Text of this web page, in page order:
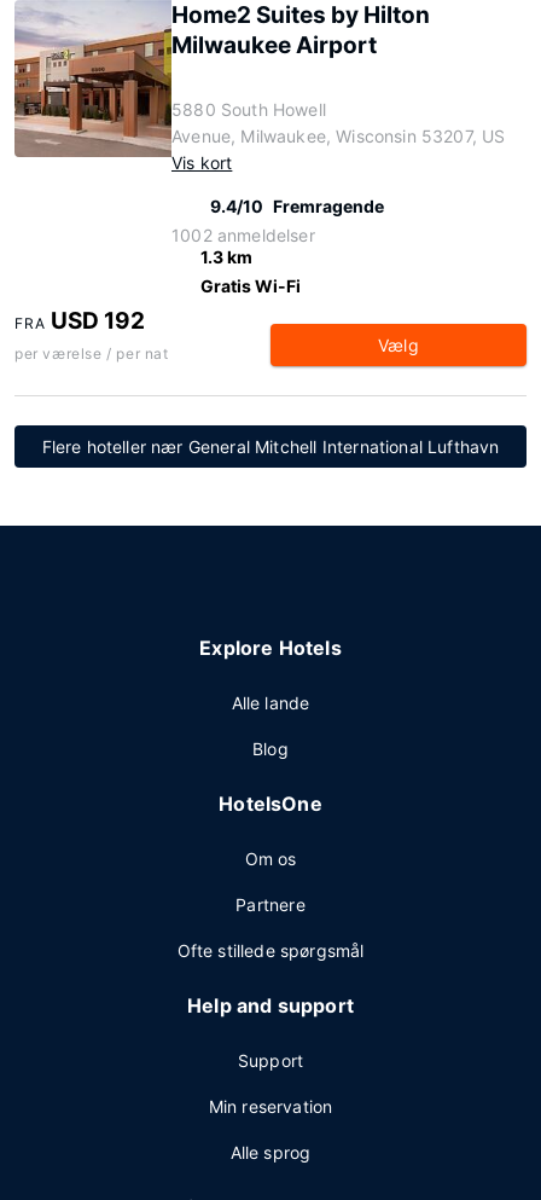
Home2 Suites by Hilton
Milwaukee Airport
5880 South Howell
Avenue, Milwaukee, Wisconsin 53207, US
Vis kort
9.4/10 Fremragende
1002 anmeldelser
1.3 km
Gratis Wi-Fi
FRA USD 192
per værelse / per nat Vælg
Flere hoteller nær General Mitchell International Lufthavn
Explore Hotels
Alle lande
Blog
HotelsOne
Om os
Partnere
Ofte stillede spørgsmål
Help and support
Support
Min reservation
Alle sprog